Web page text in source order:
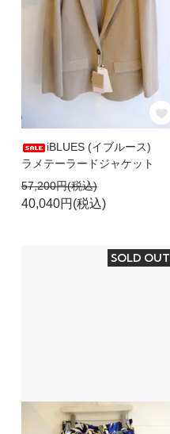
iBLUES (イブルース)
ラメテーラードジャケット
57,200円(税込)
40,040円(税込)
SOLD OUT